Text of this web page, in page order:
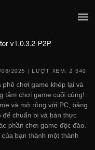
v1.0.3.2-P2P
08/2025 | LƯỢT XEM: 2,340
phê chơi game khép lại và
tâm chơi game cuối cùng!
và mở rộng với PC, bảng
để chuẩn bị và bán thực
phần chơi game độc ​​đáo.
bạn thành một thành